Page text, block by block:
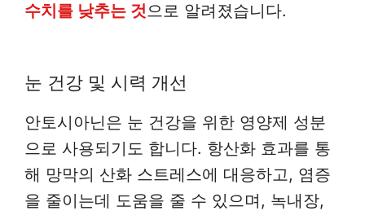
수치를 낮추는 것으로 알려졌습니다.
눈 건강 및 시력 개선
안토시아닌은 눈 건강을 위한 영양제 성분
으로 사용되기도 합니다. 항산화 효과를 통
해 망막의 산화 스트레스에 대응하고, 염증
을 줄이는데 도움을 줄 수 있으며, 녹내장,